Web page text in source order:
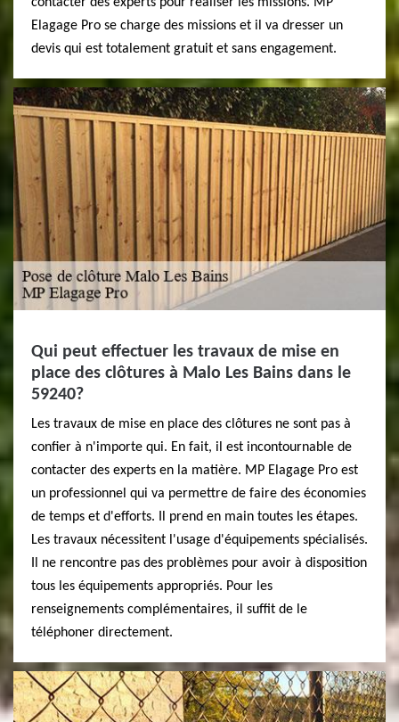
Elagage Pro se charge des missions et il va dresser un
devis qui est totalement gratuit et sans engagement.
Qui peut effectuer les travaux de mise en
place des clôtures à Malo Les Bains dans le
59240?
Les travaux de mise en place des clôtures ne sont pas à
confier à n'importe qui. En fait, il est incontournable de
contacter des experts en la matière. MP Elagage Pro est
un professionnel qui va permettre de faire des économies
de temps et d'efforts. Il prend en main toutes les étapes.
Les travaux nécessitent l'usage d'équipements spécialisés.
Il ne rencontre pas des problèmes pour avoir à disposition
tous les équipements appropriés. Pour les
renseignements complémentaires, il suffit de le
téléphoner directement.